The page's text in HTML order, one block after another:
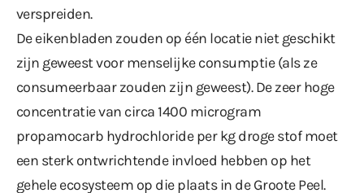
verspreiden.
De eikenbladen zouden op één locatie niet geschikt
zijn geweest voor menselijke consumptie (als ze
consumeerbaar zouden zijn geweest). De zeer hoge
concentratie van circa 1400 microgram
propamocarb hydrochloride per kg droge stof moet
een sterk ontwrichtende invloed hebben op het
gehele ecosysteem op die plaats in de Groote Peel.